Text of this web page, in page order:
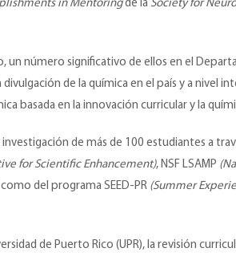
in Mentoringde la Society for
un número significativo de ellos en el
de la química en el país y a nivel
basada en la innovación curricular y la
de más de 100 estudiantes a
for Scientific Enhancement), NSF LSAMP
como del programa SEED-PR (Summer
de Puerto Rico (UPR), la revisión